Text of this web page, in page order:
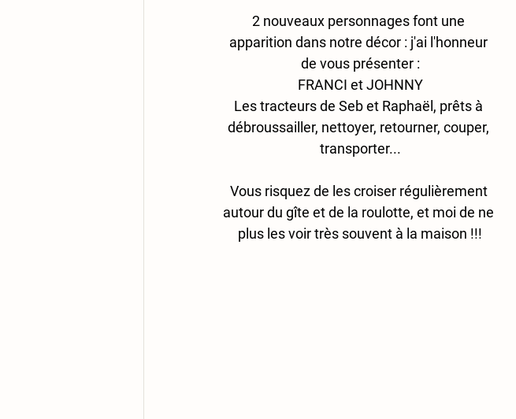
2 nouveaux personnages font une
apparition dans notre décor : j'ai l'honneur
de vous présenter :
FRANCI et JOHNNY
Les tracteurs de Seb et Raphaël, prêts à
débroussailler, nettoyer, retourner, couper,
transporter...
Vous risquez de les croiser régulièrement
autour du gîte et de la roulotte, et moi de ne
plus les voir très souvent à la maison !!!